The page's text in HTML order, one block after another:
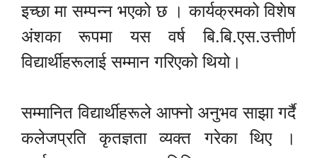
इच्छा मा सम्पन्न भएको छ । कार्यक्रमको विशेष
अंशका रूपमा यस वर्ष बि.बि.एस.उत्तीर्ण
विद्यार्थीहरूलाई सम्मान गरिएको थियो।
सम्मानित विद्यार्थीहरूले आफ्नो अनुभव साझा गर्दै
कलेजप्रति कृतज्ञता व्यक्त गरेका थिए ।